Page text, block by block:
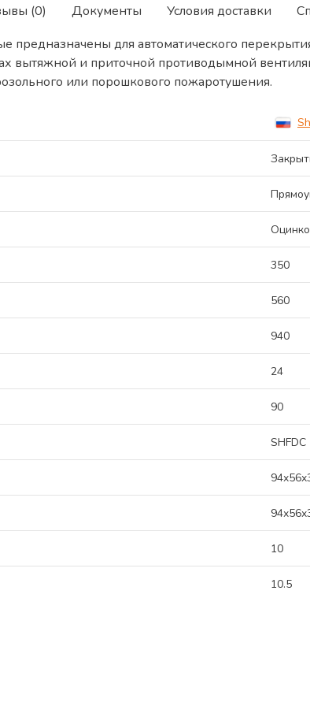
(0) Документы Условия доставки
предназначены для автоматического
вытяжной и приточной противодымной
или порошкового пожаротушения.
350
560
940
24
90
SHFDC
10
10.5